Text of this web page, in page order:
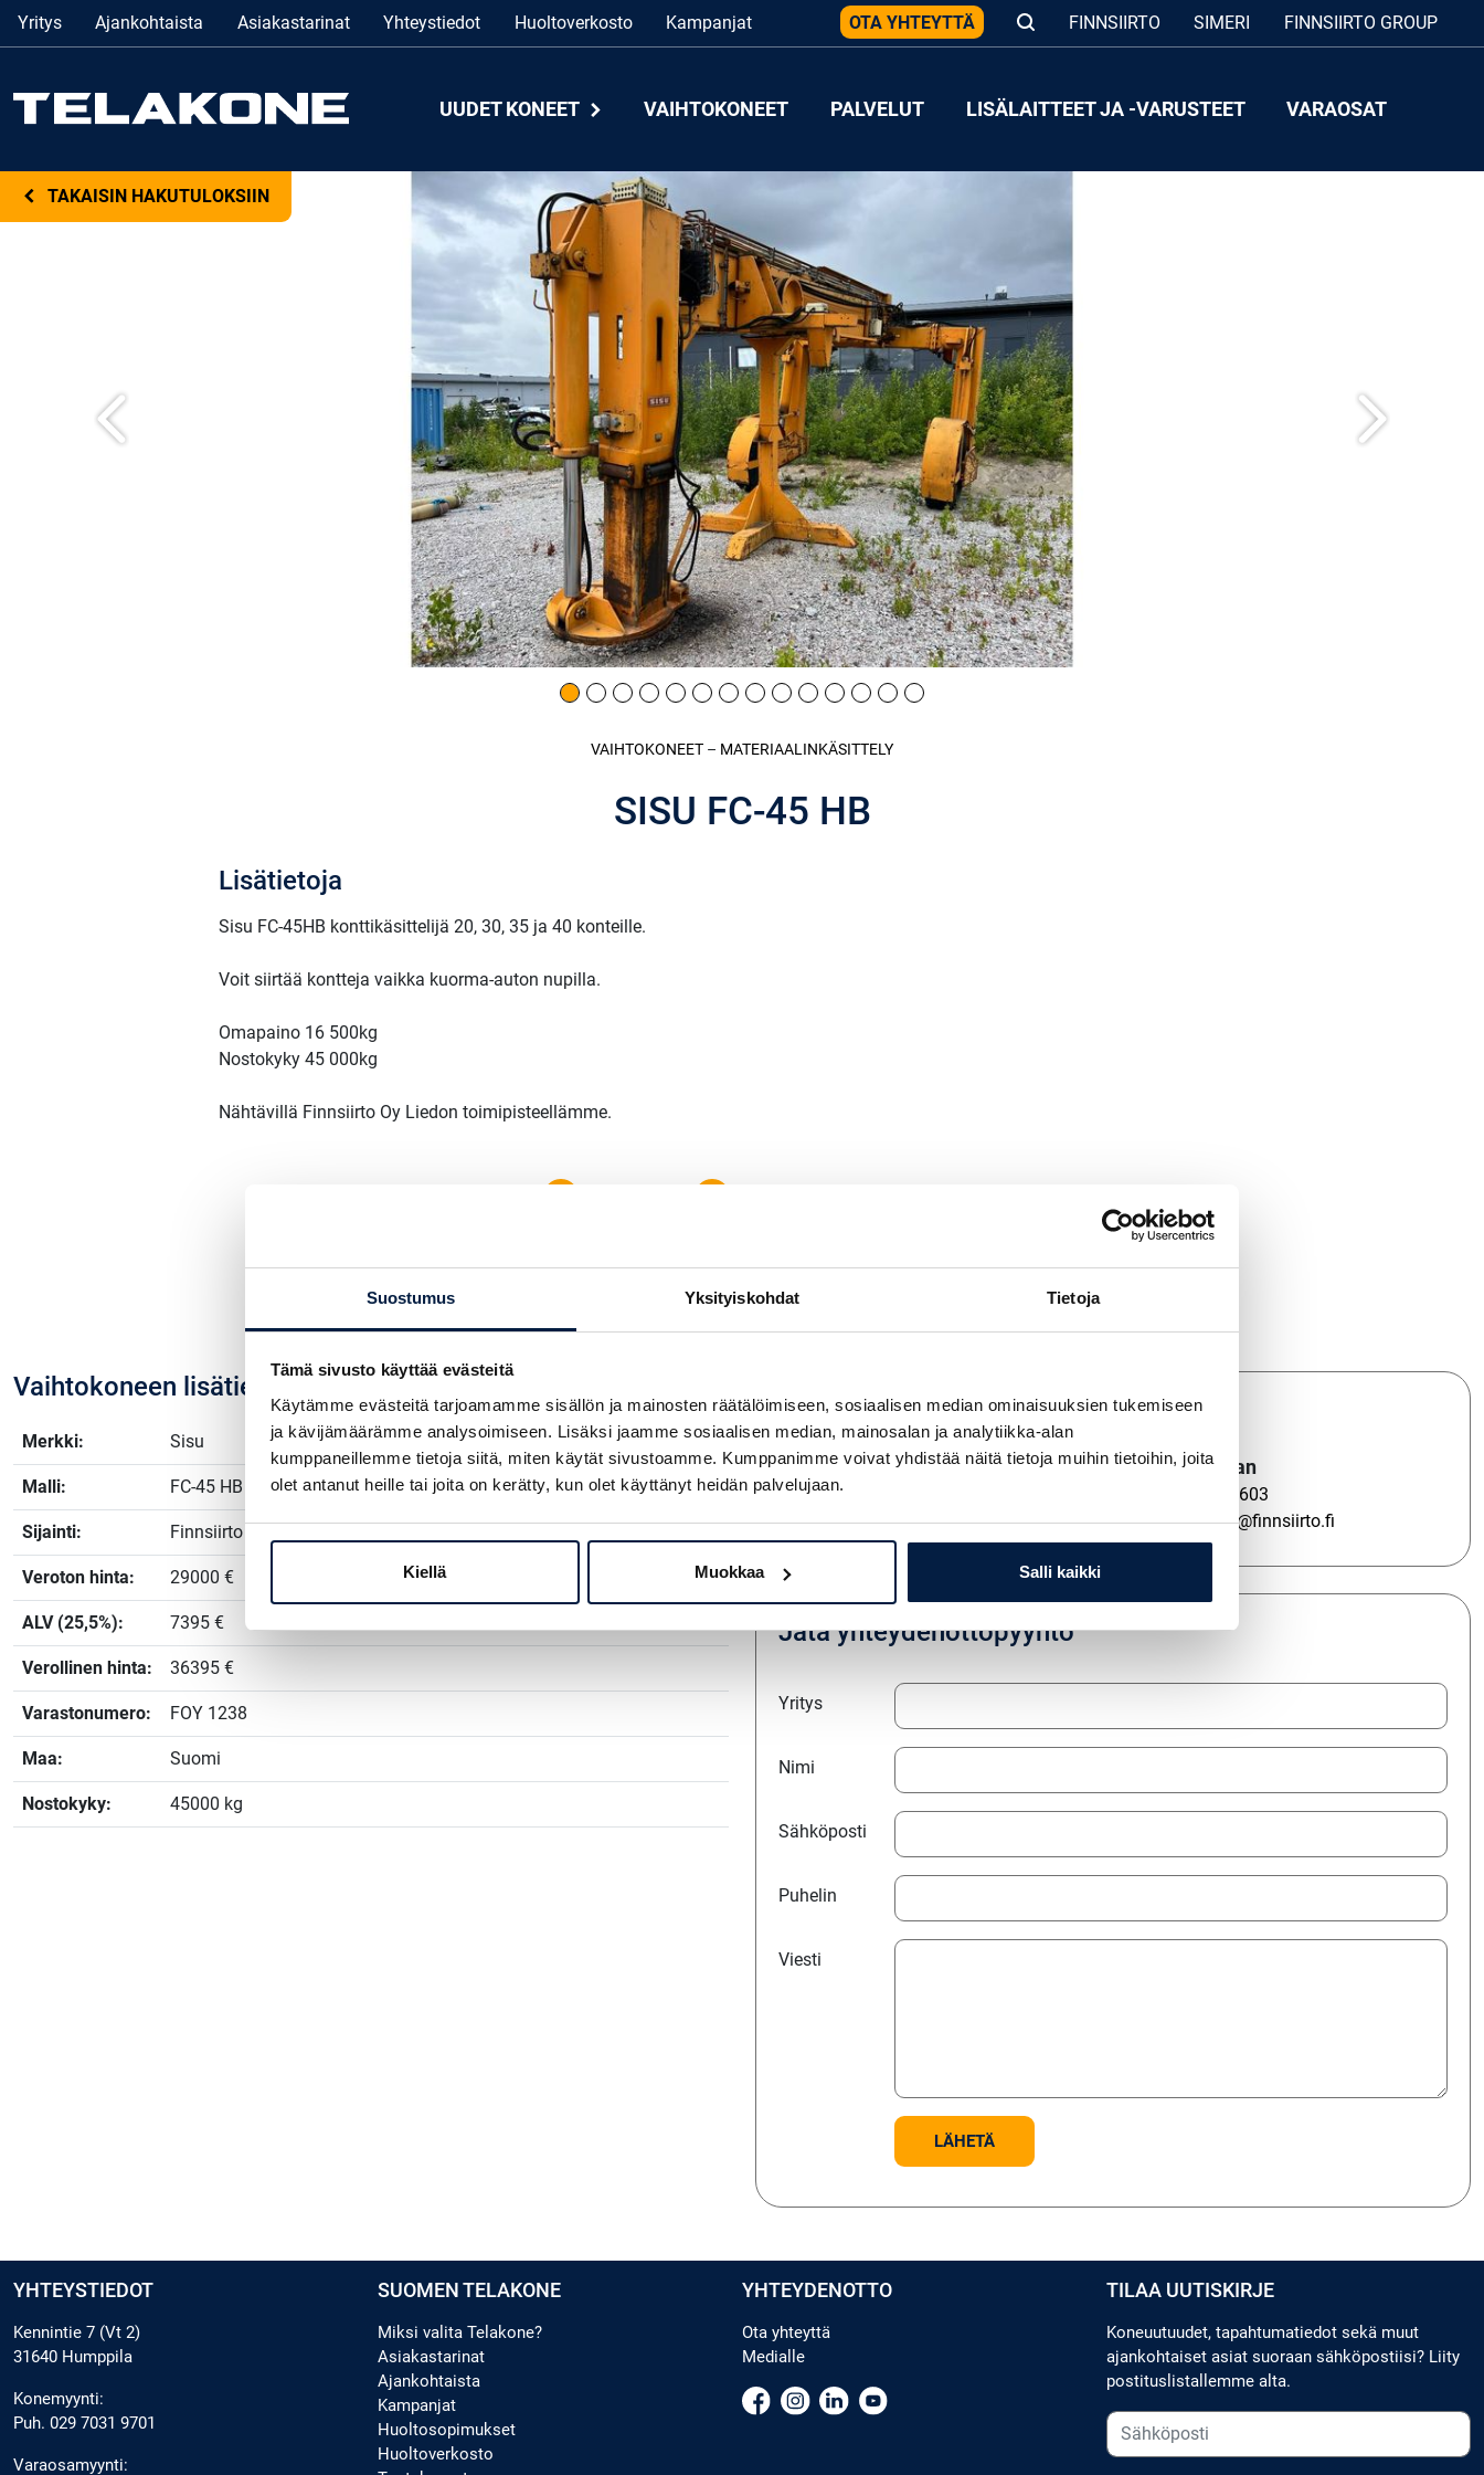
Suostumus Yksityiskohdat Tietoja
Tämä sivusto käyttää evästeitä
Käytämme evästeitä tarjoamamme sisällön ja mainosten räätälöimiseen, sosiaalisen median ominaisuuksien tukemiseen
ja kävijämäärämme analysoimiseen. Lisäksi jaamme sosiaalisen median, mainosalan ja analytiikka-alan
kumppaneillemme tietoja siitä, miten käytät sivustoamme. Kumppanimme voivat yhdistää näitä tietoja muihin tietoihin, joita
olet antanut heille tai joita on kerätty, kun olet käyttänyt heidän palvelujaan.
Kiellä Muokkaa Salli kaikki
Yritys Ajankohtaista Asiakastarinat Yhteystiedot Huoltoverkosto Kampanjat OTA YHTEYTTÄ FINNSIIRTO SIMERI FINNSIIRTO GROUP
UUDET KONEET VAIHTOKONEET PALVELUT LISÄLAITTEET JA -VARUSTEET VARAOSAT
TAKAISIN HAKUTULOKSIIN
Edellinen Seuraava
VAIHTOKONEET – MATERIAALINKÄSITTELY
SISU FC-45 HB
Lisätietoja
Sisu FC-45HB konttikäsittelijä 20, 30, 35 ja 40 konteille.
Voit siirtää kontteja vaikka kuorma-auton nupilla.
Omapaino 16 500kg
Nostokyky 45 000kg
Nähtävillä Finnsiirto Oy Liedon toimipisteellämme.
AVAA RAHOITUSLASKURI
Vaihtokoneen lisätiedot
Merkki: Sisu
Malli: FC-45 HB
Sijainti: Finnsiirto Oy, Lieto
Veroton hinta: 29000 €
ALV (25,5%): 7395 €
Verollinen hinta: 36395 €
Varastonumero: FOY 1238
Maa: Suomi
Nostokyky: 45000 kg
Kysy lisää myyjiltämme:
Antti Nummela
+358 207 351 602
antti.nummela@finnsiirto.fi
Kalle Dahlman
+358 207 351 603
kalle.dahlman@finnsiirto.fi
Jätä yhteydenottopyyntö
Yritys
Nimi
Sähköposti
Puhelin
Viesti
YHTEYSTIEDOT
Kennintie 7 (Vt 2)
31640 Humppila
Konemyynti:
Puh. 029 7031 9701
Varaosamyynti:
SUOMEN TELAKONE
Miksi valita Telakone?
Asiakastarinat
Ajankohtaista
Kampanjat
Huoltosopimukset
Huoltoverkosto
YHTEYDENOTTO
Ota yhteyttä
Medialle
TILAA UUTISKIRJE
Koneuutuudet, tapahtumatiedot sekä muut
ajankohtaiset asiat suoraan sähköpostiisi? Liity
postituslistallemme alta.